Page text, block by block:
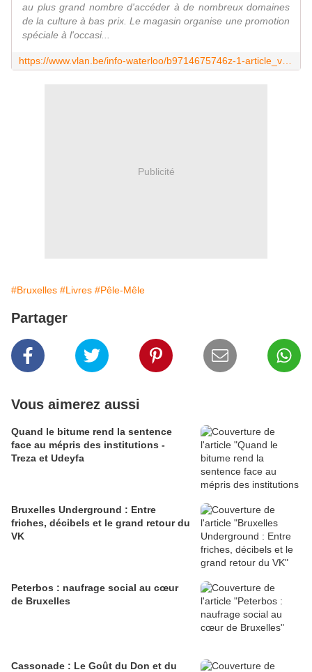
au plus grand nombre d'accéder à de nombreux domaines
de la culture à bas prix. Le magasin organise une promotion
spéciale à l'occasi...
Publicité
#Bruxelles #Livres #Pêle-Mêle
Partager
Vous aimerez aussi
Quand le bitume rend la sentence
face au mépris des institutions -
Treza et Udeyfa
Bruxelles Underground : Entre
friches, décibels et le grand retour du
VK
Peterbos : naufrage social au cœur
de Bruxelles
Cassonade : Le Goût du Don et du